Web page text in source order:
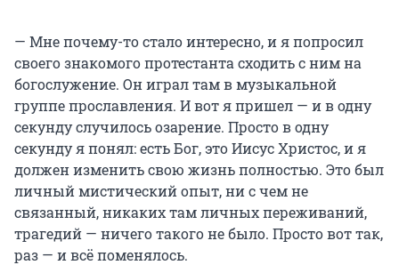
— Мне почему-то стало интересно, и я попросил
своего знакомого протестанта сходить с ним на
богослужение. Он играл там в музыкальной
группе прославления. И вот я пришел — и в одну
секунду случилось озарение. Просто в одну
секунду я понял: есть Бог, это Иисус Христос, и я
должен изменить свою жизнь полностью. Это был
личный мистический опыт, ни с чем не
связанный, никаких там личных переживаний,
трагедий — ничего такого не было. Просто вот так,
раз — и всё поменялось.